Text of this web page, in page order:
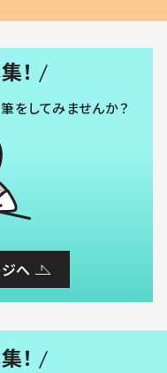
！
をしてみませんか？
へ
！